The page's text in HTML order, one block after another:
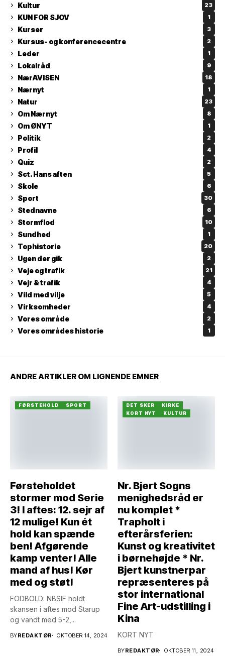
Kultur 23
KUN FOR SJOV 1
Kurser 3
Kursus- og konferencecentre 2
Leder 1
Lokalråd 9
NærAVISEN 18
Nærnyt 1
Natur 23
Om Nærnyt 8
Om ØNYT 1
Politik 2
Profil 4
Quiz 2
Sct. Hans aften 5
Skole 6
Sport 30
Stednavne 6
Stormflod 10
Sundhed 1
Tophistorie 20
Ugen der gik 2
Veje og trafik 21
Vejr & trafik 4
Vild med vilje 5
Virksomheder 4
Vores område 2
Vores områdes historie 1
ANDRE ARTIKLER OM LIGNENDE EMNER
FØRSTEHOLD SPORT
Førsteholdet
stormer mod Serie
3! I aftes: 12. sejr af
12 mulige! Kun ét
hold kan spænde
ben! Afgørende
kamp venter! Alle
mand af hus! Kør
med og støt!
FODBOLD: NBSIF holdt
skansen i aftes mod Starup
og vandt med 5-2,...
BYREDAKTØR OKTOBER 14, 2024
DET SKER
KIRKE
KORT NYT
KULTUR
Nr. Bjert Sogns
menighedsråd er
nu komplet *
Trapholt i
efterårsferien:
Kunst og kreativitet
i børnehøjde * Nr.
Bjert kunstnerpar
repræsenteres på
stor international
Fine Art-udstilling i
Kina
KORT NYT
BYREDAKTØR OKTOBER 11, 2024